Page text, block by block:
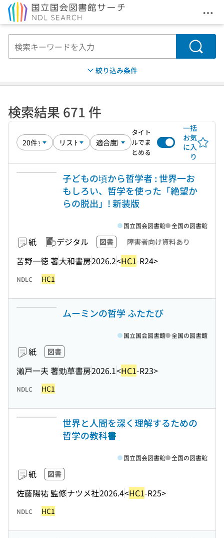
メ
検索
絞り込み条件
検索結果 671 件
タイト
ルでま
とめる
一括
お気
に入
り
子どもの頃から哲学者 : 世界一お
もしろい、哲学を使った「絶望か
らの脱出」! 新装版
紙 デジタル 図書 障害者向け資料あり
苫野一徳 著大和書房2026.2<HC1-R24>
国立国会図書館 全国の図書館
NDLC HC1
ムーミンの哲学 ふたたび
紙 図書
瀨戸一夫 著勁草書房2026.1<HC1-R23>
国立国会図書館 全国の図書館
NDLC HC1
世界と人間を深く理解するための
哲学の教科書
紙 図書
佐藤陽祐 監修ナツメ社2026.4<HC1-R25>
国立国会図書館 全国の図書館
NDLC HC1